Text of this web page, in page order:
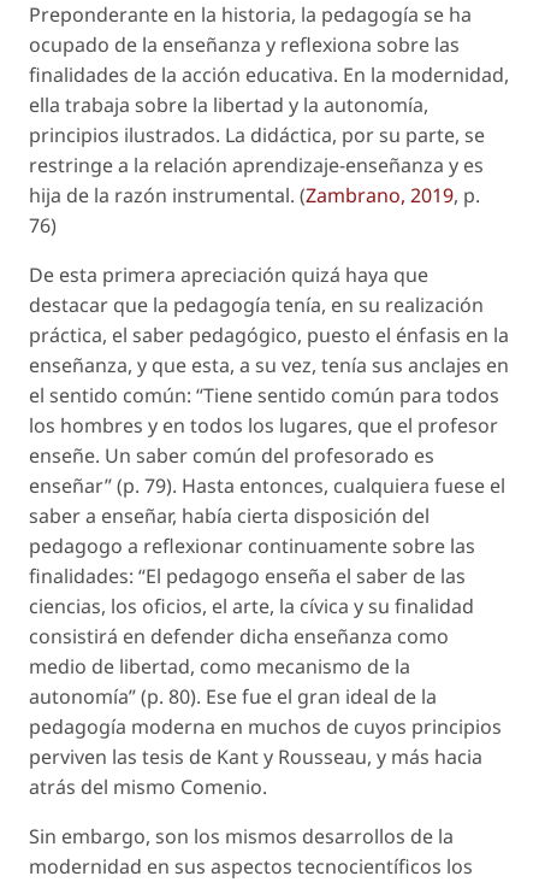
Preponderante en la historia, la pedagogía se ha
ocupado de la enseñanza y reflexiona sobre las
finalidades de la acción educativa. En la modernidad,
ella trabaja sobre la libertad y la autonomía,
principios ilustrados. La didáctica, por su parte, se
restringe a la relación aprendizaje-enseñanza y es
hija de la razón instrumental. (Zambrano, 2019, p.
76)
De esta primera apreciación quizá haya que
destacar que la pedagogía tenía, en su realización
práctica, el saber pedagógico, puesto el énfasis en la
enseñanza, y que esta, a su vez, tenía sus anclajes en
el sentido común: “Tiene sentido común para todos
los hombres y en todos los lugares, que el profesor
enseñe. Un saber común del profesorado es
enseñar” (p. 79). Hasta entonces, cualquiera fuese el
saber a enseñar, había cierta disposición del
pedagogo a reflexionar continuamente sobre las
finalidades: “El pedagogo enseña el saber de las
ciencias, los oficios, el arte, la cívica y su finalidad
consistirá en defender dicha enseñanza como
medio de libertad, como mecanismo de la
autonomía” (p. 80). Ese fue el gran ideal de la
pedagogía moderna en muchos de cuyos principios
perviven las tesis de Kant y Rousseau, y más hacia
atrás del mismo Comenio.
Sin embargo, son los mismos desarrollos de la
modernidad en sus aspectos tecnocientíficos los